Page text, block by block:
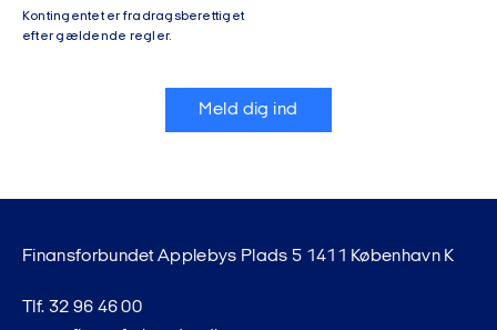
Kontingentet er fradragsberettiget
efter gældende regler.
Meld dig ind
Finansforbundet Applebys Plads 5 1411 København K
Tlf. 32 96 46 00